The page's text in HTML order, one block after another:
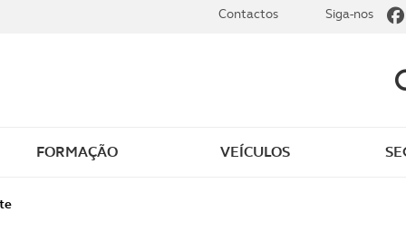
FORMAÇÃO VEÍCULOS
Contactos Siga-nos